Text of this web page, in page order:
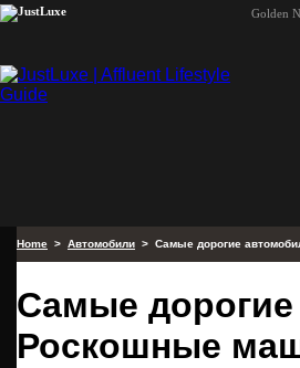
Golden
Home > Автомобили > Самые дорогие
Самые
Роскошные